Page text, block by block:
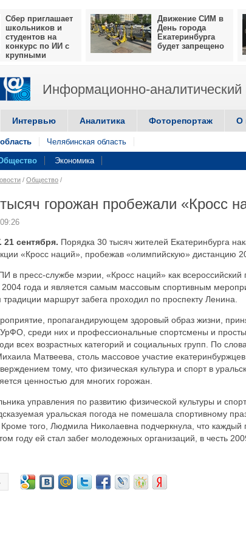
Сбер приглашает
школьников и
студентов на
конкурс по ИИ с
крупными
Движение СИМ в
День города
Екатеринбурга
будет запрещено
Информационно-аналитический
Интервью Аналитика Фоторепортаж О
Челябинская область
Экономика
/ Общество /
горожан пробежали «Кросс
сентября. Порядка 30 тысяч жителей Екатеринбурга
«Кросс наций», пробежав «олимпийскую» дистанцию
в пресс-службе мэрии, «Кросс наций» как всероссийский
2004 года и является самым массовым спортивным
маршрут забега проходил по проспекту Ленина.
пропагандирующем здоровый образ жизни,
среди них и профессиональные спортсмены и
всех возрастных категорий и социальных групп. По
Матвеева, столь массовое участие
тому, что физическая культура и спорт в
ценностью для многих горожан.
управления по развитию физической культуры и
уральская погода не помешала спортивному
того, Людмила Николаевна подчеркнула, что каждый
году ей стал забег молодежных организаций, в честь